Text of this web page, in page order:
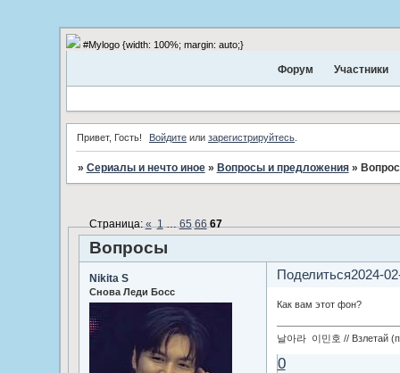
#Mylogo {width: 100%; margin: auto;}
Форум Участники
Привет, Гость! Войдите или зарегистрируйтесь
» Сериалы и нечто иное » Вопросы и предложения »
Вопросы
Страница:« 1 … 65 66 67
Поделиться2024-
Nikita S
Снова Леди Босс
Как вам этот фон?
날아라 이민호 // Взлетай
0